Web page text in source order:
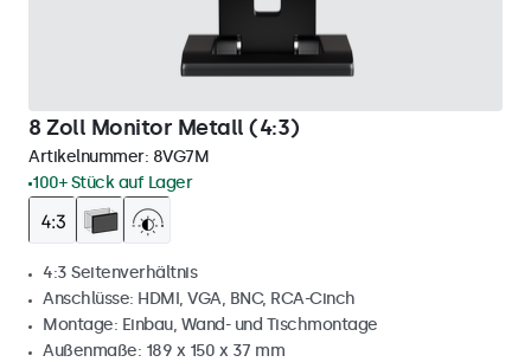
8 Zoll Monitor Metall (4:3)
Artikelnummer: 8VG7M
100+ Stück auf Lager
4:3 Seitenverhältnis
Anschlüsse: HDMI, VGA, BNC, RCA-Cinch
Montage: Einbau, Wand- und Tischmontage
Außenmaße: 189 x 150 x 37 mm